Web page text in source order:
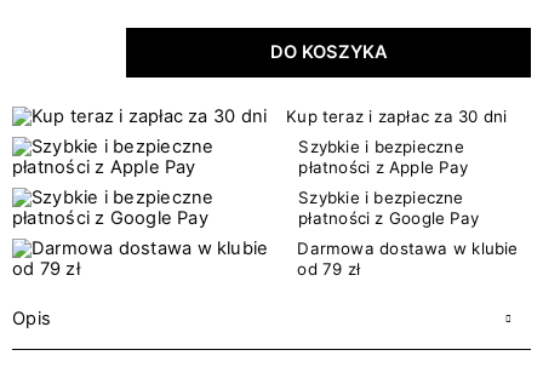
DO KOSZYKA
Kup teraz i zapłac za 30 dni
Szybkie i bezpieczne
płatności z Apple Pay
Szybkie i bezpieczne
płatności z Google Pay
Darmowa dostawa w klubie
od 79 zł
Opis